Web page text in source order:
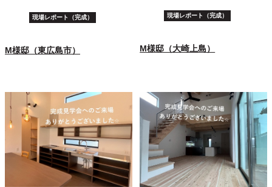
現場レポート（完成）
M様邸（東広島市）
現場レポート（完成）
M様邸（大崎上島）